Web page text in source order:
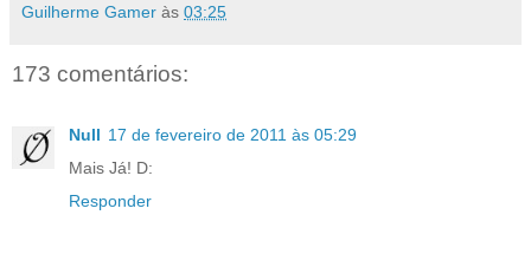
Guilherme Gamer às 03:25
173 comentários:
Null 17 de fevereiro de 2011 às 05:29
Mais Já! D:
Responder